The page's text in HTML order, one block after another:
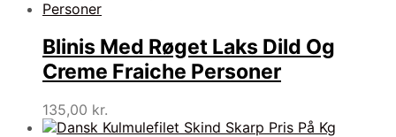
600,00 kr..480,00 kr..
Blinis Med Røget Laks Dild Og
Creme Fraiche Personer
135,00 kr.